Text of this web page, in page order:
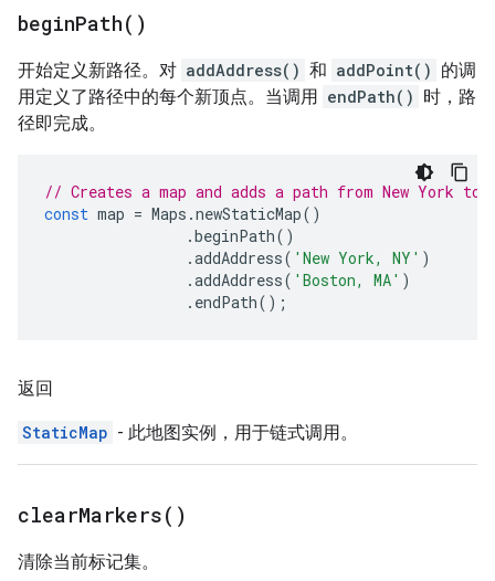
beginPath( )
开始定义新路径。对 addAddress() 和 addPoint() 的调
用定义了路径中的每个新顶点。当调用 endPath() 时，路
径即完成。
// Creates a map and adds a path from New York to
const map = Maps .newStaticMap()
.beginPath()
.addAddress( 'New York, NY' )
.addAddress( 'Boston, MA' )
. endPath();
返回
StaticMap - 此地图实例，用于链式调用。
clearMarkers( )
清除当前标记集。